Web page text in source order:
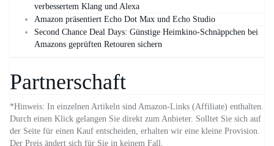
verbessertem Klang und Alexa
Amazon präsentiert Echo Dot Max und Echo Studio
Second Chance Deal Days: Günstige Heimkino-Schnäppchen bei
Amazons geprüften Retouren sichern
Partnerschaft
*Hinweis: In einzelnen Artikeln sind Amazon-Links (Affiliate) enthalten.
Durch einen Klick gelangen Sie direkt zum Anbieter. Solltet Sie sich auf
der Seite für einen Kauf entscheiden, erhalten wir eine kleine Provision.
Der Preis ändert sich für Sie in keinem Fall.